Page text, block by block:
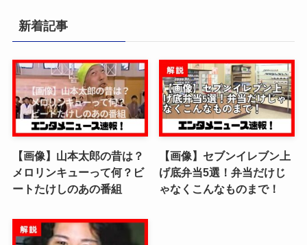
新着記事
【画像】山本太郎の昔は？
メロリンキューって何？ビ
ートたけしのあの番組
【画像】セブンイレブン上
げ底弁当5選！弁当だけじ
ゃなくこんなものまで！